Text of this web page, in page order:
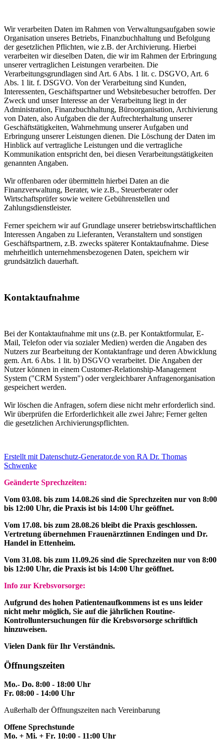
Wir verarbeiten Daten im Rahmen von Verwaltungsaufgaben sowie
Organisation unseres Betriebs, Finanzbuchhaltung und Befolgung
der gesetzlichen Pflichten, wie z.B. der Archivierung. Hierbei
verarbeiten wir dieselben Daten, die wir im Rahmen der Erbringung
unserer vertraglichen Leistungen verarbeiten. Die
Verarbeitungsgrundlagen sind Art. 6 Abs. 1 lit. c. DSGVO, Art. 6
Abs. 1 lit. f. DSGVO. Von der Verarbeitung sind Kunden,
Interessenten, Geschäftspartner und Websitebesucher betroffen. Der
Zweck und unser Interesse an der Verarbeitung liegt in der
Administration, Finanzbuchhaltung, Büroorganisation, Archivierung
von Daten, also Aufgaben die der Aufrechterhaltung unserer
Geschäftstätigkeiten, Wahrnehmung unserer Aufgaben und
Erbringung unserer Leistungen dienen. Die Löschung der Daten im
Hinblick auf vertragliche Leistungen und die vertragliche
Kommunikation entspricht den, bei diesen Verarbeitungstätigkeiten
genannten Angaben.
Wir offenbaren oder übermitteln hierbei Daten an die
Finanzverwaltung, Berater, wie z.B., Steuerberater oder
Wirtschaftsprüfer sowie weitere Gebührenstellen und
Zahlungsdienstleister.
Ferner speichern wir auf Grundlage unserer betriebswirtschaftlichen
Interessen Angaben zu Lieferanten, Veranstaltern und sonstigen
Geschäftspartnern, z.B. zwecks späterer Kontaktaufnahme. Diese
mehrheitlich unternehmensbezogenen Daten, speichern wir
grundsätzlich dauerhaft.
Kontaktaufnahme
Bei der Kontaktaufnahme mit uns (z.B. per Kontaktformular, E-
Mail, Telefon oder via sozialer Medien) werden die Angaben des
Nutzers zur Bearbeitung der Kontaktanfrage und deren Abwicklung
gem. Art. 6 Abs. 1 lit. b) DSGVO verarbeitet. Die Angaben der
Nutzer können in einem Customer-Relationship-Management
System ("CRM System") oder vergleichbarer Anfragenorganisation
gespeichert werden.
Wir löschen die Anfragen, sofern diese nicht mehr erforderlich sind.
Wir überprüfen die Erforderlichkeit alle zwei Jahre; Ferner gelten
die gesetzlichen Archivierungspflichten.
Erstellt mit Datenschutz-Generator.de von RA Dr. Thomas
Schwenke
Geänderte Sprechzeiten:
Vom 03.08. bis zum 14.08.26 sind die Sprechzeiten nur von 8:00
bis 12:00 Uhr, die Praxis ist bis 14:00 Uhr geöffnet.
Vom 17.08. bis zum 28.08.26 bleibt die Praxis geschlossen.
Vertretung übernehmen Frauenärztinnen Endingen und Dr.
Handel in Ettenheim.
Vom 31.08. bis zum 11.09.26 sind die Sprechzeiten nur von 8:00
bis 12:00 Uhr, die Praxis ist bis 14:00 Uhr geöffnet.
Info zur Krebsvorsorge:
Aufgrund des hohen Patienten­aufkommens ist es uns leider
nicht mehr möglich, Sie auf die jährlichen Routine-
Kontrolluntersuchungen für die Krebsvorsorge schriftlich
hinzuweisen.
Vielen Dank für Ihr Verständnis.
Öffnungszeiten
Mo.- Do. 8:00 - 18:00 Uhr
Fr. 08:00 - 14:00 Uhr
Außerhalb der Öffnungszeiten nach Vereinbarung
Offene Sprechstunde
Mo. + Mi. + Fr. 10:00 - 11:00 Uhr